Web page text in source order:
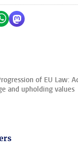
Bluesky
op LinkedIn
Delen via WhatsApp
Delen via
of EU Law:
and upholding values